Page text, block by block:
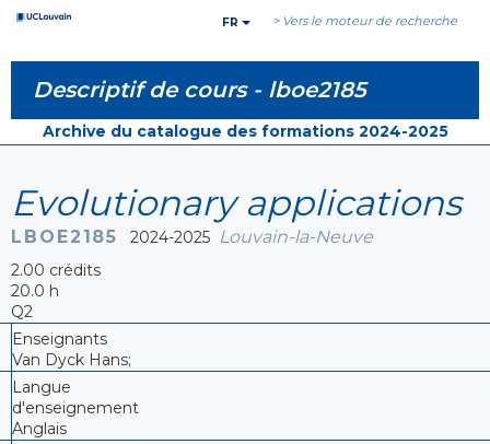
FR > Vers le moteur de recherche
Descriptif de cours - lboe2185
Archive du catalogue des formations 2024-2025
Evolutionary applications
LBOE2185 2024-2025 Louvain-la-Neuve
2.00 crédits
20.0 h
Q2
Enseignants
Van Dyck Hans;
Langue
d'enseignement
Anglais